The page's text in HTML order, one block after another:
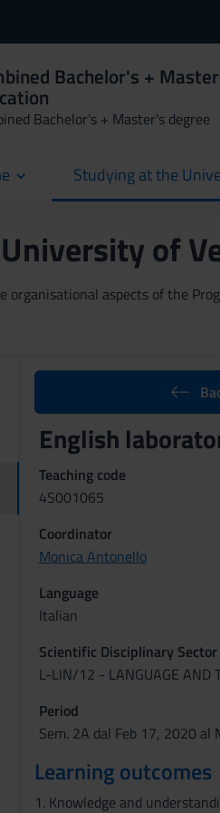
Bachelor's +
Bachelor's + Master's degree
Studying at the
of
organisational aspects of the
English
Teaching code
4S001065
Coordinator
Monica Antonello
Language
Italian
Scientific Disciplinary Sector
L-LIN/12 - LANGUAGE AND
Period
Sem. 2A dal Feb 17, 2020 al
Learning outcomes
1. Knowledge and